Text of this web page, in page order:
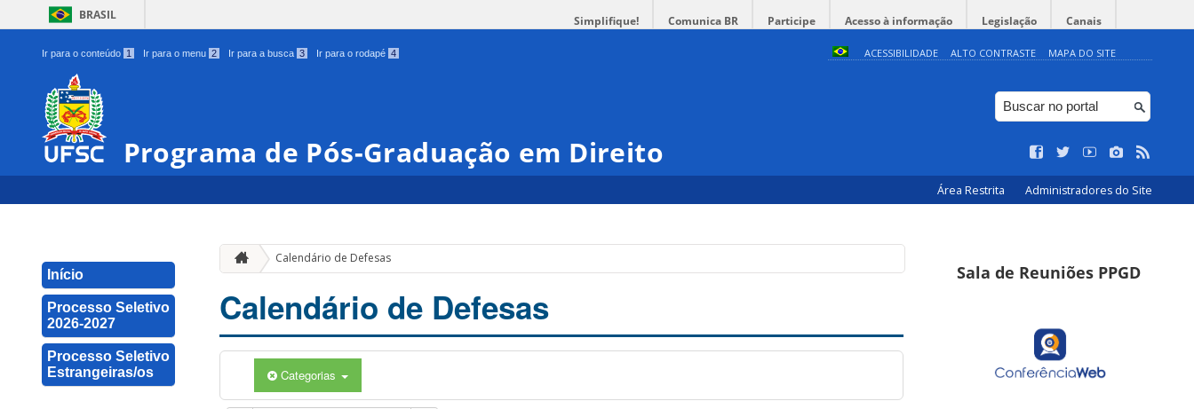
BRASIL Simplifique! Comunica BR Participe Acesso à informação Legislação Canais
Ir para o conteúdo 1 Ir para o menu 2 Ir para a busca 3 Ir para o rodapé 4 ACESSIBILIDADE ALTO CONTRASTE MAPA DO SITE
Programa de Pós-Graduação em Direito
Área Restrita Administradores do Site
Início
Processo Seletivo
2026-2027
Processo Seletivo
Estrangeiras/os
Calendário de Defesas
Calendário de Defesas
Categorias
Sala de Reuniões PPGD